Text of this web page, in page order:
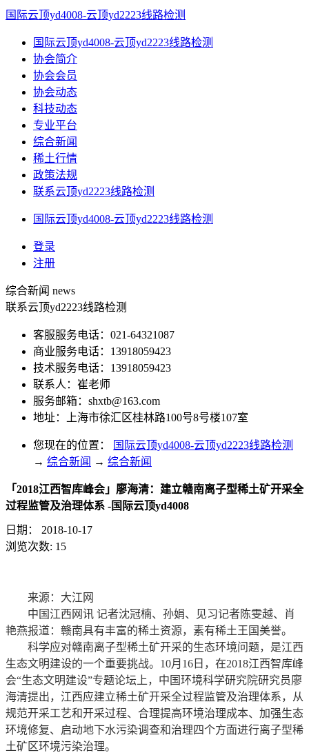
国际云顶yd4008-云顶yd2223线路检测
国际云顶yd4008-云顶yd2223线路检测
协会简介
协会会员
协会动态
科技动态
专业平台
综合新闻
稀土行情
政策法规
联系云顶yd2223线路检测
国际云顶yd4008-云顶yd2223线路检测
登录
注册
综合新闻 news
联系云顶yd2223线路检测
客服服务电话：021-64321087
商业服务电话：13918059423
技术服务电话：13918059423
联系人：崔老师
服务邮箱： shxtb@163.com
地址：上海市徐汇区桂林路100号8号楼107室
您现在的位置：
国际云顶yd4008-云顶yd2223线路检测
→ 综合新闻 → 综合新闻
「2018江西智库峰会」廖海清：建立赣南离子型稀土矿开采全
过程监管及治理体系 -国际云顶yd4008
日期：
2018-10-17
浏览次数: 15
来源：大江网
中国江西网讯 记者沈冠楠、孙娟、见习记者陈雯越、肖
艳燕报道：赣南具有丰富的稀土资源，素有稀土王国美誉。
科学应对赣南离子型稀土矿开采的生态环境问题，是江西
生态文明建设的一个重要挑战。10月16日，在2018江西智库峰
会“生态文明建设”专题论坛上，中国环境科学研究院研究员廖
海清提出，江西应建立稀土矿开采全过程监管及治理体系，从
规范开采工艺和开采过程、合理提高环境治理成本、加强生态
环境修复、启动地下水污染调查和治理四个方面进行离子型稀
土矿区环境污染治理。